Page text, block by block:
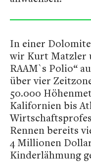
In einer
wir Kurt Matzler
RAAM`s Polio“
über vier
50.000
Kalifornien bis
Rennen bereits
4 Millionen
Kinderlähmung